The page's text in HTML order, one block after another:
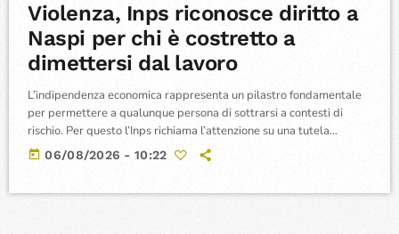
Violenza, Inps riconosce diritto a
Naspi per chi è costretto a
dimettersi dal lavoro
L’indipendenza economica rappresenta un pilastro fondamentale
per permettere a qualunque persona di sottrarsi a contesti di
rischio. Per questo l’Inps richiama l’attenzione su una tutela
essenziale: la possibilità di accedere alla Naspi, l’indennità di
disoccupazione, anche nei casi in cui le dimissioni si rendano
today 06/08/2026 - 10:22